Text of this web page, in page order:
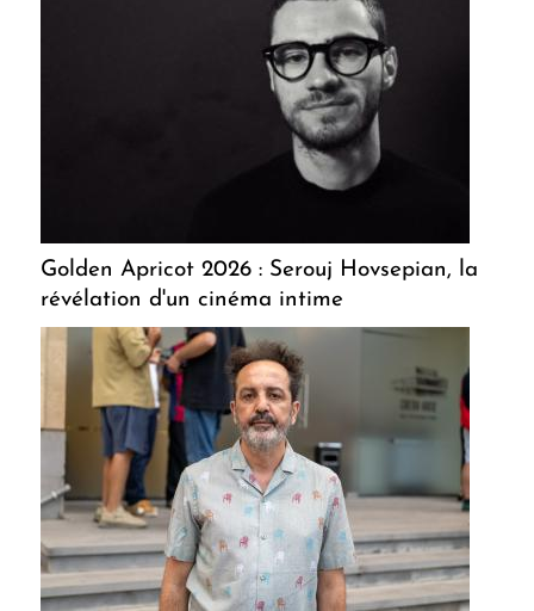
Golden Apricot 2026 : Serouj Hovsepian, la
révélation d'un cinéma intime